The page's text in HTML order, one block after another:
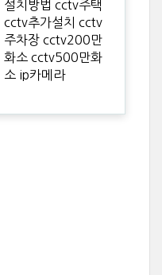
설치방법 cctv주택
cctv추가설치 cctv
주차장 cctv200만
화소 cctv500만화
소 ip카메라